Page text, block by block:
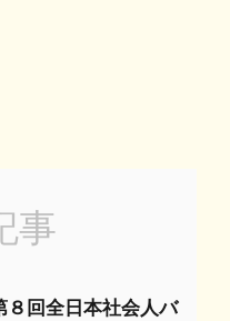
事
８回全日本社会人バ